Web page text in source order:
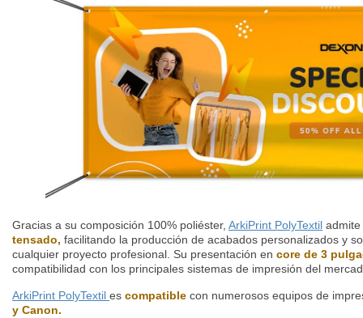
Gracias a su composición 100% poliéster, ArkiPrint PolyTextil admite
tensado, facilitando la producción de acabados personalizados y
cualquier proyecto profesional. Su presentación en core de 3
compatibilidad con los principales sistemas de impresión del
ArkiPrint PolyTextil es compatible con numerosos equipos de
y Canon.